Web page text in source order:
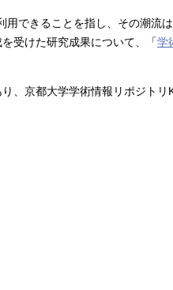
できることを指し、その潮流
受けた研究成果について、「学
、京都大学学術情報リポジト